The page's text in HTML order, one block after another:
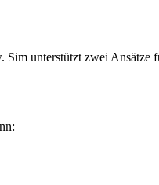
unterstützt zwei Ansätze